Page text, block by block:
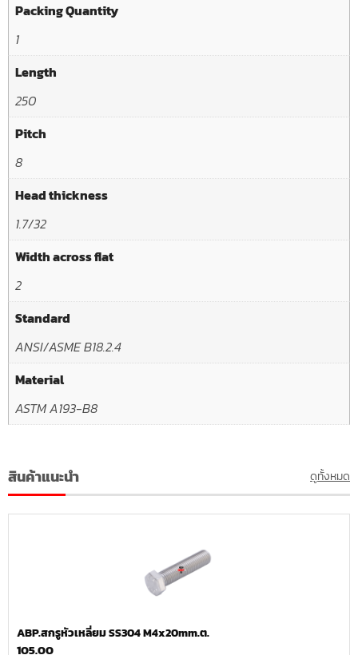
Packing Quantity
1
Length
250
Pitch
8
Head thickness
1.7/32
Width across flat
2
Standard
ANSI/ASME B18.2.4
Material
ASTM A193-B8
สินค้าแนะนำ ดูทั้งหมด
ABP.สกรูหัวเหลี่ยม SS304 M4x20mm.ต.
105.00